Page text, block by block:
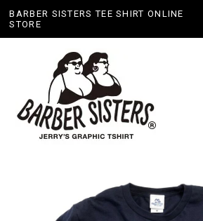
BARBER SISTERS TEE SHIRT ONLINE
STORE